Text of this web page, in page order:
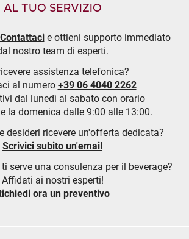
AL TUO SERVIZIO
Contattacie ottieni supporto immediato
nostro team di esperti.
assistenza telefonica?
al numero +39 06 4040 2262
dal lunedì al sabato con orario
la domenica dalle 9:00 alle 13:00.
desideri ricevere un'offerta dedicata?
Scrivici subito un'email
serve una consulenza per il beverage?
Affidati ai nostri esperti!
ora un preventivo